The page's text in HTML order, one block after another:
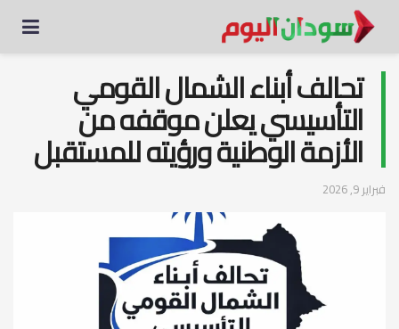
تحالف أبناء الشمال القومي
التأسيسي يعلن موقفه من
الأزمة الوطنية ورؤيته للمستقبل
فبراير 9, 2026